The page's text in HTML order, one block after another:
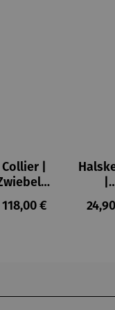
Collier |
rm –
Friedensr
Regulärer Preis:
118,00 €